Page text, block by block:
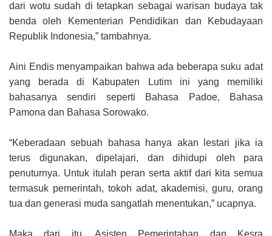
dari wotu sudah di tetapkan sebagai warisan budaya tak
benda oleh Kementerian Pendidikan dan Kebudayaan
Republik Indonesia,” tambahnya.
Aini Endis menyampaikan bahwa ada beberapa suku adat
yang berada di Kabupaten Lutim ini yang memiliki
bahasanya sendiri seperti Bahasa Padoe, Bahasa
Pamona dan Bahasa Sorowako.
“Keberadaan sebuah bahasa hanya akan lestari jika ia
terus digunakan, dipelajari, dan dihidupi oleh para
penuturnya. Untuk itulah peran serta aktif dari kita semua
termasuk pemerintah, tokoh adat, akademisi, guru, orang
tua dan generasi muda sangatlah menentukan,” ucapnya.
Maka dari itu, Asisten Pemerintahan dan Kesra